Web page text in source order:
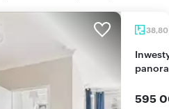
38,80
Inwestycyjny apartament 2 pok. z tarasem i
595